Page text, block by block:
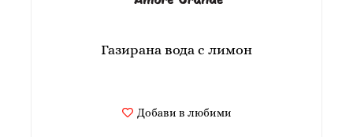
Газирана вода с лимон
Добави в любими